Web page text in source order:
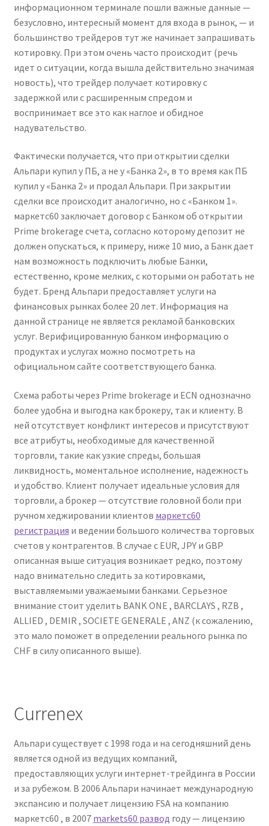
информационном терминале пошли важные данные —
безусловно, интересный момент для входа в рынок, — и
большинство трейдеров тут же начинает запрашивать
котировку. При этом очень часто происходит (речь
идет о ситуации, когда вышла действительно значимая
новость), что трейдер получает котировку с
задержкой или с расширенным спредом и
воспринимает все это как наглое и обидное
надувательство.
Фактически получается, что при открытии сделки
Альпари купил у ПБ, а не у «Банка 2», в то время как ПБ
купил у «Банка 2» и продал Альпари. При закрытии
сделки все происходит аналогично, но с «Банком 1».
маркетс60 заключает договор с Банком об открытии
Prime brokerage счета, согласно которому депозит не
должен опускаться, к примеру, ниже 10 мио, а Банк дает
нам возможность подключить любые Банки,
естественно, кроме мелких, с которыми он работать не
будет. Бренд Альпари предоставляет услуги на
финансовых рынках более 20 лет. Информация на
данной странице не является рекламой банковских
услуг. Верифицированную банком информацию о
продуктах и услугах можно посмотреть на
официальном сайте соответствующего банка.
Схема работы через Prime brokerage и ECN однозначно
более удобна и выгодна как брокеру, так и клиенту. В
ней отсутствует конфликт интересов и присутствуют
все атрибуты, необходимые для качественной
торговли, такие как узкие спреды, большая
ликвидность, моментальное исполнение, надежность
и удобство. Клиент получает идеальные условия для
торговли, а брокер — отсутствие головной боли при
ручном хеджировании клиентов маркетс60
регистрация и ведении большого количества торговых
счетов у контрагентов. В случае с EUR, JPY и GBP
описанная выше ситуация возникает редко, поэтому
надо внимательно следить за котировками,
выставляемыми уважаемыми банками. Серьезное
внимание стоит уделить BANK ONE , BARCLAYS , RZB ,
ALLIED , DEMIR , SOCIETE GENERALE , ANZ (к сожалению,
это мало поможет в определении реального рынка по
CHF в силу описанного выше).
Currenex
Альпари существует с 1998 года и на сегодняшний день
является одной из ведущих компаний,
предоставляющих услуги интернет-трейдинга в России
и за рубежом. В 2006 Альпари начинает международную
экспансию и получает лицензию FSA на компанию
маркетс60 , в 2007 markets60 развод году — лицензию